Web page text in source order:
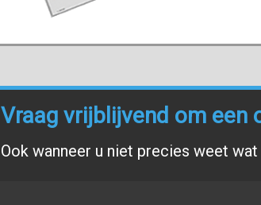
Vraag vrijblijvend om een
Ook wanneer u niet precies weet